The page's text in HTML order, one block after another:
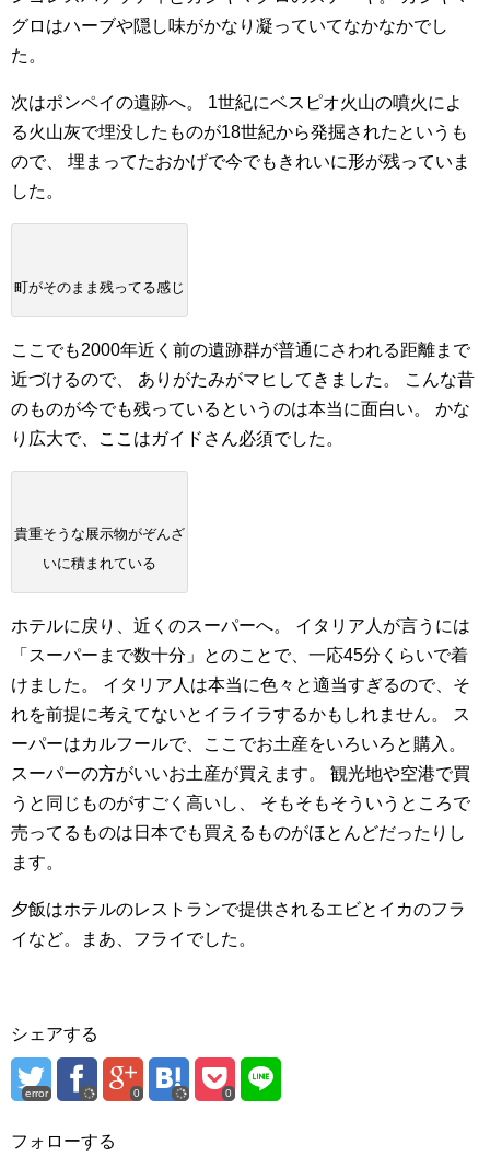
グロはハーブや隠し味がかなり凝っていてなかなかでし
た。
次はポンペイの遺跡へ。
1世紀にベスピオ火山の噴火によ
る火山灰で埋没したものが18世紀から発掘されたというも
ので、
埋まってたおかげで今でもきれいに形が残っていま
した。
町がそのまま残ってる感じ
ここでも2000年近く前の遺跡群が普通にさわれる距離まで
近づけるので、
ありがたみがマヒしてきました。
こんな昔
のものが今でも残っているというのは本当に面白い。
かな
り広大で、ここはガイドさん必須でした。
貴重そうな展示物がぞんざ
いに積まれている
ホテルに戻り、近くのスーパーへ。
イタリア人が言うには
「スーパーまで数十分」とのことで、一応45分くらいで着
けました。
イタリア人は本当に色々と適当すぎるので、そ
れを前提に考えてないとイライラするかもしれません。
ス
ーパーはカルフールで、ここでお土産をいろいろと購入。
スーパーの方がいいお土産が買えます。
観光地や空港で買
うと同じものがすごく高いし、
そもそもそういうところで
売ってるものは日本でも買えるものがほとんどだったりし
ます。
夕飯はホテルのレストランで提供されるエビとイカのフラ
イなど。まあ、フライでした。
シェアする
error 0 0
フォローする